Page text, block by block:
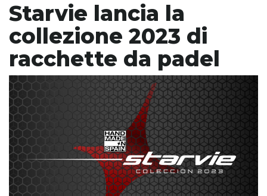
Starvie lancia la
collezione 2023 di
racchette da padel